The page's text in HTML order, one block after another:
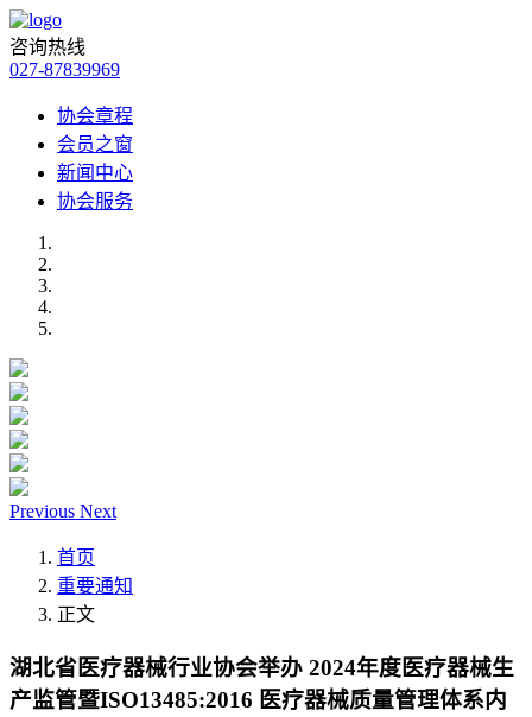
咨询热线
027-87839969
协会章程
会员之窗
新闻中心
协会服务
Previous Next
首页
重要通知
正文
湖北省医疗器械行业协会举办 2024年度医疗器械生
产监管暨ISO13485:2016 医疗器械质量管理体系内